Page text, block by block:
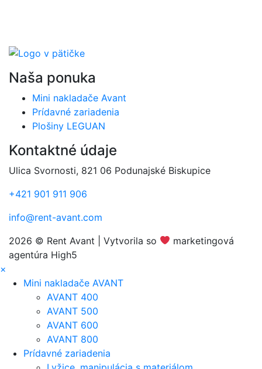
Naša ponuka
Mini nakladače Avant
Prídavné zariadenia
Plošiny LEGUAN
Kontaktné údaje
Ulica Svornosti, 821 06 Podunajské Biskupice
+421 901 911 906
info@rent-avant.com
2026 © Rent Avant | Vytvorila so
marketingová
agentúra High5
×
Mini nakladače AVANT
AVANT 400
AVANT 500
AVANT 600
AVANT 800
Prídavné zariadenia